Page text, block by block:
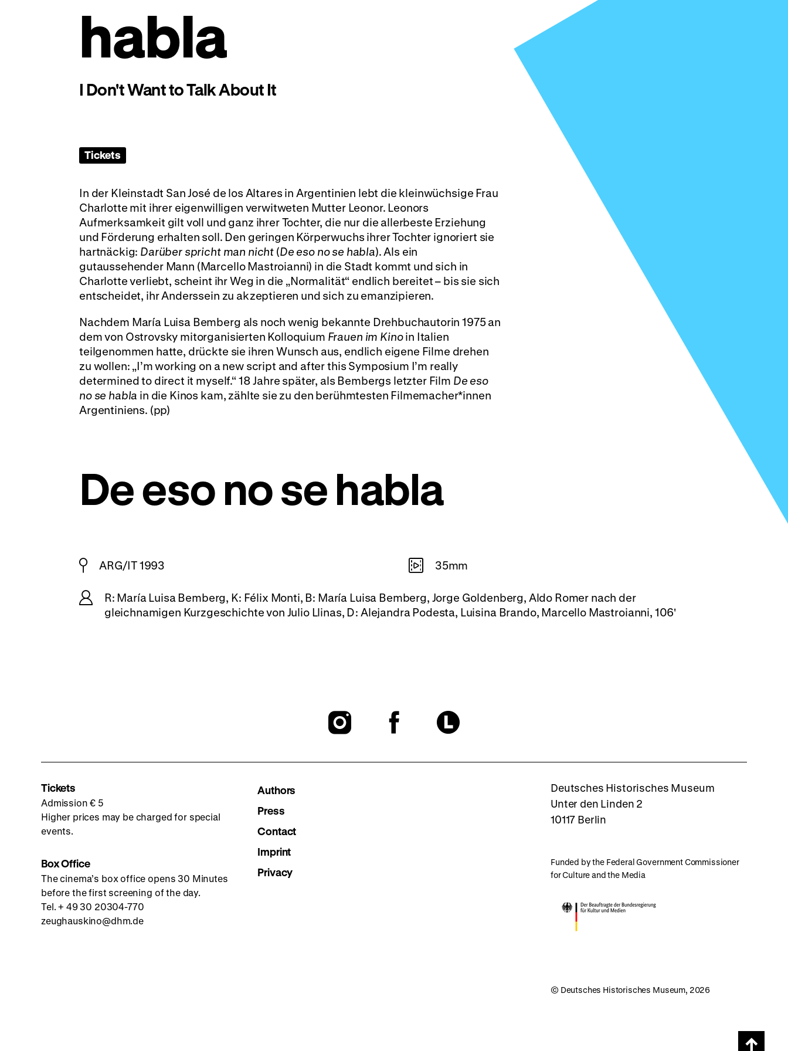
habla
I Don't Want to Talk About It
Tickets
In der Kleinstadt San José de los Altares in Argentinien lebt die kleinwüchsige Frau
Charlotte mit ihrer eigenwilligen verwitweten Mutter Leonor. Leonors
Aufmerksamkeit gilt voll und ganz ihrer Tochter, die nur die allerbeste Erziehung
und Förderung erhalten soll. Den geringen Körperwuchs ihrer Tochter ignoriert sie
hartnäckig: Darüber spricht man nicht (De eso no se habla). Als ein
gutaussehender Mann (Marcello Mastroianni) in die Stadt kommt und sich in
Charlotte verliebt, scheint ihr Weg in die „Normalität“ endlich bereitet – bis sie sich
entscheidet, ihr Anderssein zu akzeptieren und sich zu emanzipieren.
Nachdem María Luisa Bemberg als noch wenig bekannte Drehbuchautorin 1975 an
dem von Ostrovsky mitorganisierten Kolloquium Frauen im Kinoin Italien
teilgenommen hatte, drückte sie ihren Wunsch aus, endlich eigene Filme drehen
zu wollen: „I’m working on a new script and after this Symposium I’m really
determined to direct it myself.“ 18 Jahre später, als Bembergs letzter Film De eso
no se habla in die Kinos kam, zählte sie zu den berühmtesten Filmemacher*innen
Argentiniens. (pp)
De eso no se habla
ARG/IT 1993 35mm
R: María Luisa Bemberg, K: Félix Monti, B: María Luisa Bemberg, Jorge Goldenberg, Aldo Romer nach der
gleichnamigen Kurzgeschichte von Julio Llinas, D: Alejandra Podesta, Luisina Brando, Marcello Mastroianni, 106'
To
To
To
Letterboxd
Tickets
Admission € 5
Higher prices may be charged for special
events.
Box Office
The cinema’s box office opens 30 Minutes
before the first screening of the day.
Tel. + 49 30 20304-770
zeughauskino@dhm.de
Authors
Press
Contact
Imprint
Privacy
Deutsches Historisches Museum
Unter den Linden 2
10117 Berlin
Funded by the Federal Government Commissioner
for Culture and the Media
© Deutsches Historisches Museum, 2026